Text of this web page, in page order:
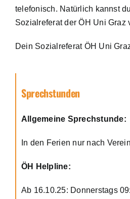
telefonisch. Natürlich kannst
Sozialreferat der ÖH Uni Graz
Dein Sozialreferat ÖH Uni
Sprechstunden
Allgemeine Sprechstunde:
In den Ferien nur nach
ÖH Helpline:
Ab 16.10.25: Donnerstags